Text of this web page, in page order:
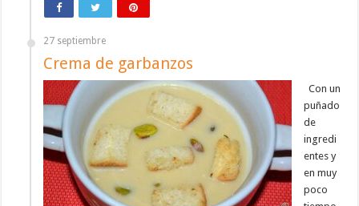
27 septiembre
Crema de garbanzos
Con un
puñado
de
ingredi
entes y
en muy
poco